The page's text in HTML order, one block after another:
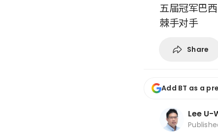
五届冠军巴
棘手对手
Share
Add BT as a
Lee U-